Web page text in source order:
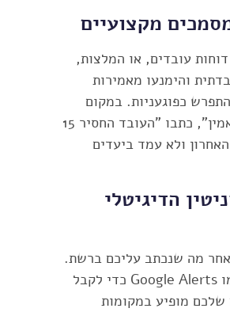
מקצועיים
עובדים, או המלצות,
והימנעו מאמירות
כפוגעניות. במקום
"העובד עצלן ולא אמין", כתבו "העובד החסיר 15
ולא עמד ביעדים
הדיגיטלי
מה שנכתב עליכם ברשת.
השתמשו בכלים כמו Google Alerts כדי לקבל
מופיע במקומות